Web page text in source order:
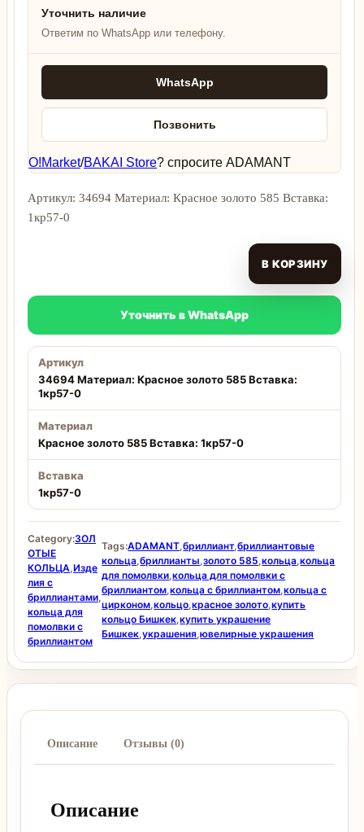
Уточнить наличие
Ответим по WhatsApp или телефону.
WhatsApp
Позвонить
O!Market/BAKAI Store? спросите ADAMANT
Артикул: 34694 Материал: Красное золото 585 Вставка:
1кр57-0
В КОРЗИНУ
Уточнить в WhatsApp
Артикул
34694 Материал: Красное золото 585 Вставка:
1кр57-0
Материал
Красное золото 585 Вставка: 1кр57-0
Вставка
1кр57-0
Category:ЗОЛ
ОТЫЕ
КОЛЬЦА,Изде
лия с
бриллиантами,
кольца для
помолвки с
бриллиантом
Tags:ADAMANT,бриллиант,бриллиантовые
кольца,бриллианты,золото 585,кольца,кольца
для помолвки,кольца для помолвки с
бриллиантом,кольца с бриллиантом,кольца с
цирконом,кольцо,красное золото,купить
кольцо Бишкек,купить украшение
Бишкек,украшения,ювелирные украшения
Описание Отзывы (0)
Описание